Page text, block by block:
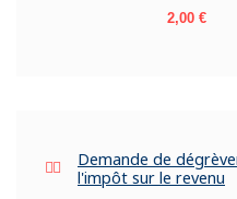
Prix
2,00 €
Demande de
l'impôt sur le revenu